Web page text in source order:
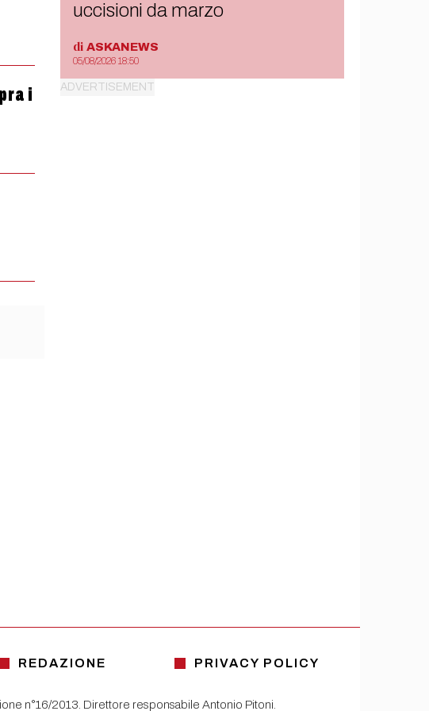
i
uccisioni da marzo
di ASKANEWS
05/08/2026 18:50
REDAZIONE PRIVACY POLICY
n°16/2013. Direttore responsabile Antonio Pitoni.